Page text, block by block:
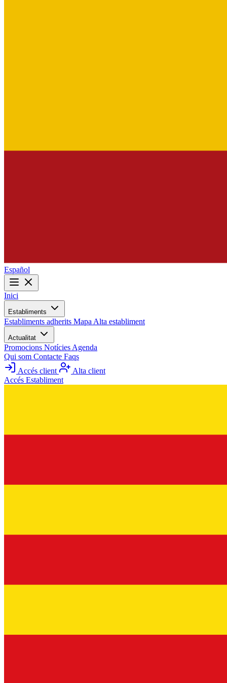
Español
Inici
Establiments
Establiments adherits Mapa Alta establiment
Actualitat
Promocions Notícies Agenda
Qui som Contacte Faqs
Accés client
Alta client
Accés Establiment